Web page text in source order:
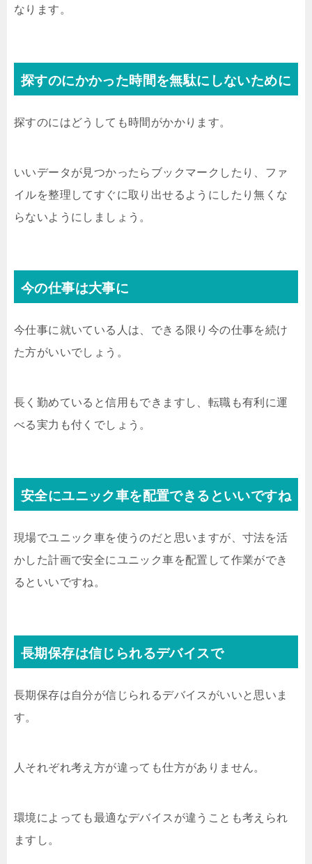
なります。
探すのにかかった時間を無駄にしないために
探すのにはどうしても時間がかかります。
いいデータが見つかったらブックマークしたり、ファ
イルを整理してすぐに取り出せるようにしたり無くな
らないようにしましょう。
今の仕事は大事に
今仕事に就いている人は、できる限り今の仕事を続け
た方がいいでしょう。
長く勤めていると信用もできますし、転職も有利に運
べる実力も付くでしょう。
安全にユニック車を配置できるといいですね
現場でユニック車を使うのだと思いますが、寸法を活
かした計画で安全にユニック車を配置して作業ができ
るといいですね。
長期保存は信じられるデバイスで
長期保存は自分が信じられるデバイスがいいと思いま
す。
人それぞれ考え方が違っても仕方がありません。
環境によっても最適なデバイスが違うことも考えられ
ますし。